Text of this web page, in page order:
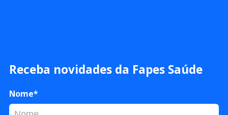
Receba novidades da Fapes Saúde
Nome*